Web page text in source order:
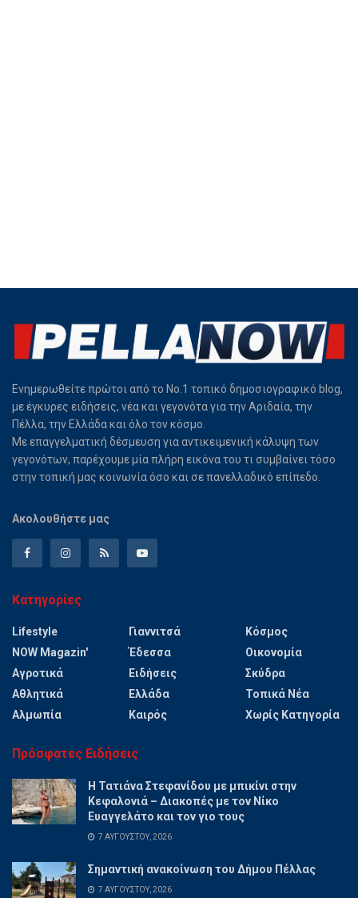
Ενημερωθείτε πρώτοι από το Νο.1 τοπικό δημοσιογραφικό blog,
με έγκυρες ειδήσεις, νέα και γεγονότα για την Αριδαία, την
Πέλλα, την Ελλάδα και όλο τον κόσμο.
Με επαγγελματική δέσμευση για αντικειμενική κάλυψη των
γεγονότων, παρέχουμε μία πλήρη εικόνα του τι συμβαίνει τόσο
στην τοπική μας κοινωνία όσο και σε πανελλαδικό επίπεδο.
Ακολουθήστε μας
Κατηγορίες
Lifestyle
NOW Magazin'
Αγροτικά
Αθλητικά
Αλμωπία
Γιαννιτσά
Έδεσσα
Ειδήσεις
Ελλάδα
Καιρός
Κόσμος
Οικονομία
Σκύδρα
Τοπικά Νέα
Χωρίς Κατηγορία
Πρόσφατες Ειδήσεις
Η Τατιάνα Στεφανίδου με μπικίνι στην
Κεφαλονιά – Διακοπές με τον Νίκο
Ευαγγελάτο και τον γιο τους
7 ΑΥΓΟΎΣΤΟΥ, 2026
Σημαντική ανακοίνωση του Δήμου Πέλλας
7 ΑΥΓΟΎΣΤΟΥ, 2026